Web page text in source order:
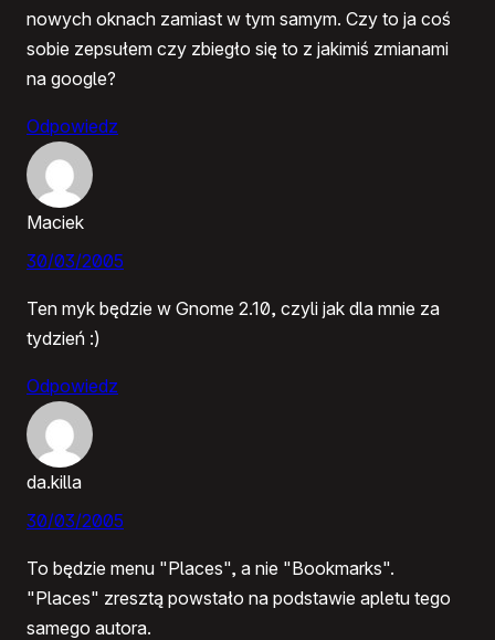
nowych oknach zamiast w tym samym. Czy to ja coś
sobie zepsułem czy zbiegło się to z jakimiś zmianami
na google?
Odpowiedz
Maciek
30/03/2005
Ten myk będzie w Gnome 2.10, czyli jak dla mnie za
tydzień :)
Odpowiedz
da.killa
30/03/2005
To będzie menu "Places", a nie "Bookmarks".
"Places" zresztą powstało na podstawie apletu tego
samego autora.